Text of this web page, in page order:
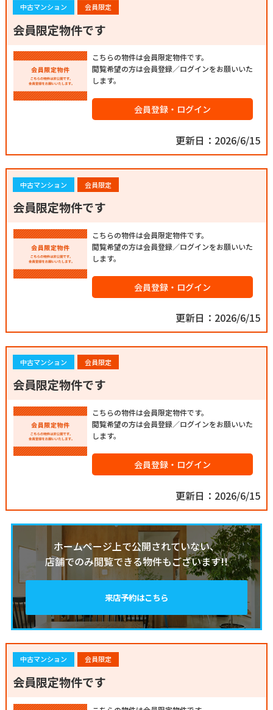
中古マンション 会員限定
会員限定物件です
こちらの物件は会員限定物件です。
閲覧希望の方は会員登録／ログインをお願いいた
します。
会員登録・ログイン
更新日：2026/6/15
中古マンション 会員限定
会員限定物件です
こちらの物件は会員限定物件です。
閲覧希望の方は会員登録／ログインをお願いいた
します。
会員登録・ログイン
更新日：2026/6/15
中古マンション 会員限定
会員限定物件です
こちらの物件は会員限定物件です。
閲覧希望の方は会員登録／ログインをお願いいた
します。
会員登録・ログイン
更新日：2026/6/15
ホームページ上で公開されていない、
店舗でのみ閲覧できる物件もございます!!
来店予約はこちら
中古マンション 会員限定
会員限定物件です